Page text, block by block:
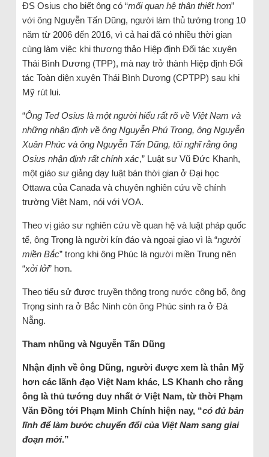
ĐS Osius cho biết ông có “mối quan hệ thân thiết hơn”
với ông Nguyễn Tấn Dũng, người làm thủ tướng trong 10
năm từ 2006 đến 2016, vì cả hai đã có nhiều thời gian
cùng làm việc khi thương thảo Hiệp định Đối tác xuyên
Thái Bình Dương (TPP), mà nay trở thành Hiệp định Đối
tác Toàn diện xuyên Thái Bình Dương (CPTPP) sau khi
Mỹ rút lui.
“Ông Ted Osius là một người hiểu rất rõ về Việt Nam và
những nhận định về ông Nguyễn Phú Trọng, ông Nguyễn
Xuân Phúc và ông Nguyễn Tấn Dũng, tôi nghĩ rằng ông
Osius nhận định rất chính xác,” Luật sư Vũ Đức Khanh,
một giáo sư giảng dạy luật bán thời gian ở Đại học
Ottawa của Canada và chuyên nghiên cứu về chính
trường Việt Nam, nói với VOA.
Theo vị giáo sư nghiên cứu về quan hệ và luật pháp quốc
tế, ông Trọng là người kín đáo và ngoại giao vì là “người
miền Bắc” trong khi ông Phúc là người miền Trung nên
“xởi lởi” hơn.
Theo tiểu sử được truyền thông trong nước công bố, ông
Trọng sinh ra ở Bắc Ninh còn ông Phúc sinh ra ở Đà
Nẵng.
Tham nhũng và Nguyễn Tấn Dũng
Nhận định về ông Dũng, người được xem là thân Mỹ
hơn các lãnh đạo Việt Nam khác, LS Khanh cho rằng
ông là thủ tướng duy nhất ở Việt Nam, từ thời Phạm
Văn Đồng tới Phạm Minh Chính hiện nay, “có đủ bản
lĩnh để làm bước chuyển đổi của Việt Nam sang giai
đoạn mới.”